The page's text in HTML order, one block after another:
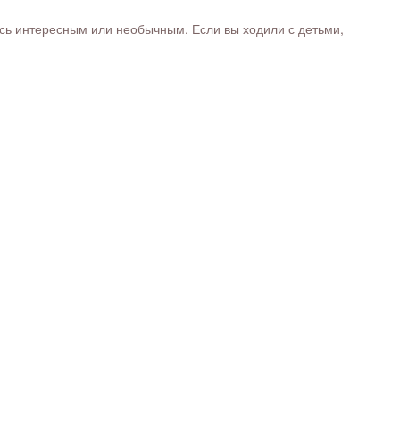
интересным или необычным. Если вы ходили с детьми,